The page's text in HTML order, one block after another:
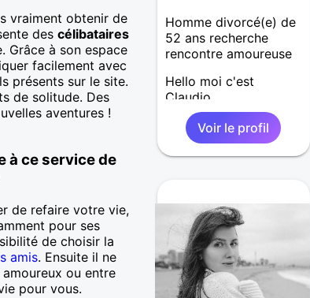
vraiment obtenir de
des célibataires
Grâce à son espace
facilement avec
présents sur le site.
de solitude. Des
aventures !
à ce service de
de refaire votre vie,
pour ses
de choisir la
amis. Ensuite il ne
ou entre
pour vous.
Homme divorcé(e) de
52 ans recherche
rencontre amoureuse
Hello moi c'est
Claudio
Voir le profil